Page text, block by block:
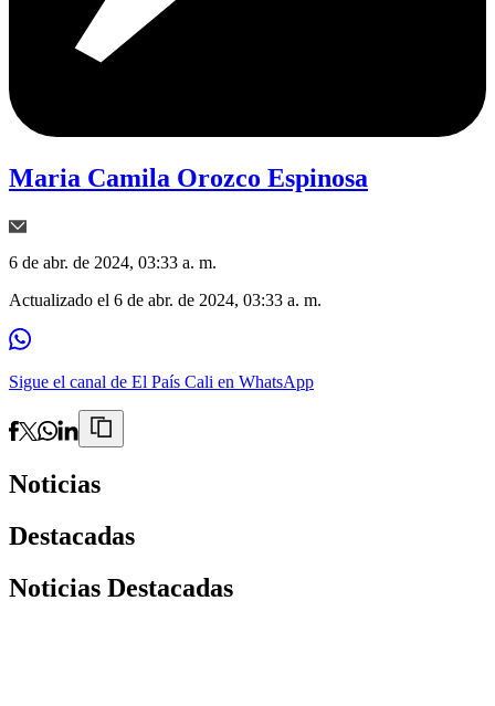
Maria Camila Orozco Espinosa
6 de abr. de 2024, 03:33 a. m.
Actualizado el 6 de abr. de 2024, 03:33 a. m.
Sigue el canal de El País Cali en WhatsApp
Noticias
Destacadas
Noticias Destacadas